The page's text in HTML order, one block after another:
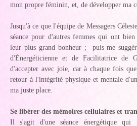
mon propre féminin, et, de développer ma
Jusqu'à ce que l'équipe de Messagers
séance pour d'autres femmes qui ont
leur plus grand bonheur ; puis me
d'Énergéticienne et de Facilitatrice de
d'accepter avec joie, car à chaque fois
retour à l'intégrité physique et mentale
ma juste place.
Se libérer des mémoires cellulaires et
Il s'agit d'une séance énergétique qui